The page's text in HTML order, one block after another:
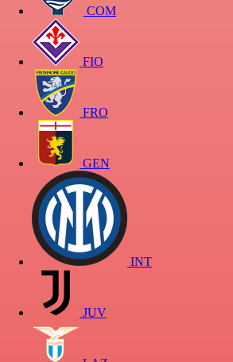
COM
FIO
FRO
GEN
INT
JUV